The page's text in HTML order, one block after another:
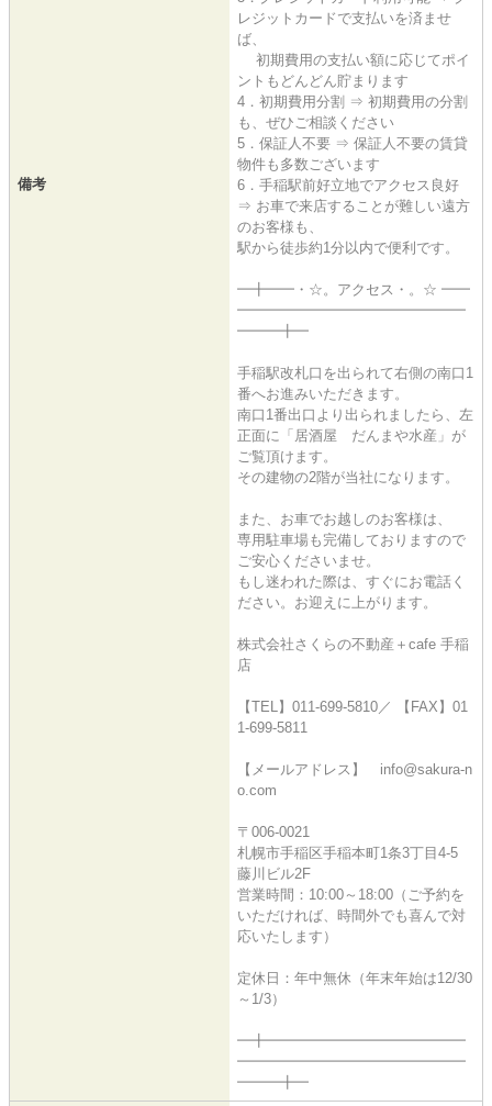
備考
レジットカードで支払いを済ませ
ば、
初期費用の支払い額に応じてポイ
ントもどんどん貯まります
4．初期費用分割 ⇒ 初期費用の分割
も、ぜひご相談ください
5．保証人不要 ⇒ 保証人不要の賃貸
物件も多数ございます
6．手稲駅前好立地でアクセス良好
⇒ お車で来店することが難しい遠方
のお客様も、
駅から徒歩約1分以内で便利です。
━╋━━・☆。アクセス・。☆ ━━
━━━━━━━━━━━━━━━━
━━━╋━
手稲駅改札口を出られて右側の南口1
番へお進みいただきます。
南口1番出口より出られましたら、左
正面に「居酒屋 だんまや水産」が
ご覧頂けます。
その建物の2階が当社になります。
また、お車でお越しのお客様は、
専用駐車場も完備しておりますので
ご安心くださいませ。
もし迷われた際は、すぐにお電話く
ださい。お迎えに上がります。
株式会社さくらの不動産＋cafe 手稲
店
【TEL】011-699-5810／ 【FAX】01
1-699-5811
【メールアドレス】 info@sakura-n
o.com
〒006-0021
札幌市手稲区手稲本町1条3丁目4-5
藤川ビル2F
営業時間：10:00～18:00（ご予約を
いただければ、時間外でも喜んで対
応いたします）
定休日：年中無休（年末年始は12/30
～1/3）
━╋━━━━━━━━━━━━━━
━━━━━━━━━━━━━━━━
━━━╋━